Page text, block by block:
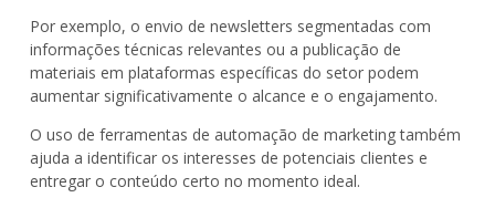
Por exemplo, o envio de newsletters segmentadas com
informações técnicas relevantes ou a publicação de
materiais em plataformas específicas do setor podem
aumentar significativamente o alcance e o engajamento.
O uso de ferramentas de automação de marketing também
ajuda a identificar os interesses de potenciais clientes e
entregar o conteúdo certo no momento ideal.